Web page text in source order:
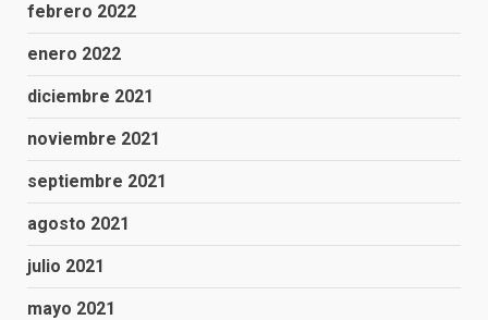
febrero 2022
enero 2022
diciembre 2021
noviembre 2021
septiembre 2021
agosto 2021
julio 2021
mayo 2021